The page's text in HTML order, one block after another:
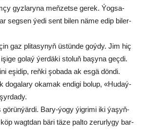
gyz­la­ry­na meň­zet­se ge­rek. Ýog­sa-
seg­sen ýe­di sent bi­len nä­me edip bi­ler­
gaz pli­ta­sy­nyň üs­tün­de goý­dy. Jim hiç
go­laý ýer­dä­ki sto­luň ba­şy­na geç­di.
eşi­dip, reň­ki şo­ba­da ak es­gä dön­di.
do­ga­la­ry oka­mak en­di­gi bo­lup, «Hu­daý­
gö­rün­ýär­di. Ba­ry-ýo­gy ýig­ri­mi iki ýa­şyň­
wagt­dan bä­ri tä­ze pal­to ze­rur­ly­gy bar­